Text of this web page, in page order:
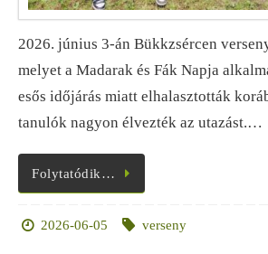
2026. június 3-án Bükkzsércen
melyet a Madarak és Fák Napja
esős időjárás miatt elhalasztották
tanulók nagyon élvezték az utazást.…
Folytatódik…
2026-06-05 verseny